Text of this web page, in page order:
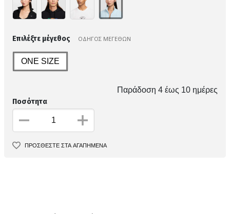
Επιλέξτε μέγεθος ΟΔΗΓΟΣ ΜΕΓΕΘΩΝ
ONE SIZE
Παράδοση 4 έως 10 ημέρες
Ποσότητα
ΠΡΟΣΘΕΣΤΕ ΣΤΑ ΑΓΑΠΗΜΕΝΑ